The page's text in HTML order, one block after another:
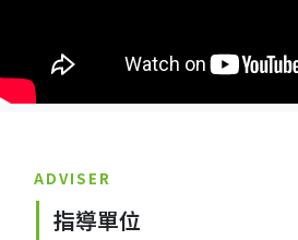
ADVISER
指導單位